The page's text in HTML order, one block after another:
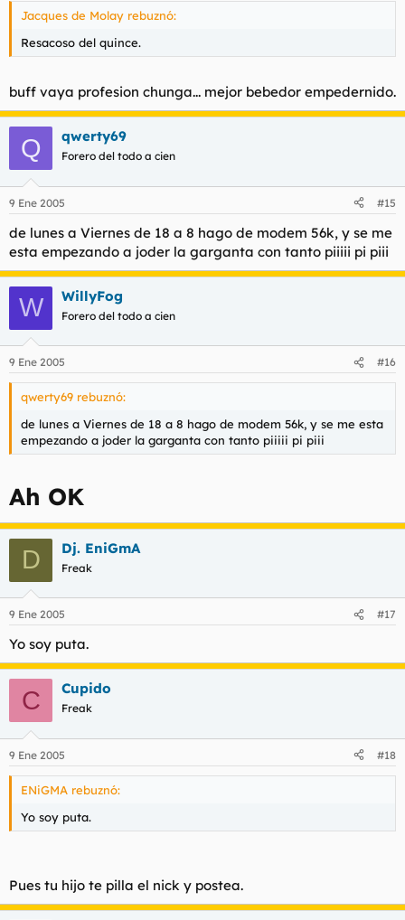
Jacques de Molay rebuznó:
Resacoso del quince.
buff vaya profesion chunga... mejor bebedor empedernido.
Q qwerty69
Forero del todo a cien
9 Ene 2005 #15
de lunes a Viernes de 18 a 8 hago de modem 56k, y se me
esta empezando a joder la garganta con tanto piiiii pi piii
W WillyFog
Forero del todo a cien
9 Ene 2005 #16
qwerty69 rebuznó:
de lunes a Viernes de 18 a 8 hago de modem 56k, y se me esta
empezando a joder la garganta con tanto piiiii pi piii
Ah OK
D Dj. EniGmA
Freak
9 Ene 2005 #17
Yo soy puta.
C Cupido
Freak
9 Ene 2005 #18
ENiGMA rebuznó:
Yo soy puta.
Pues tu hijo te pilla el nick y postea.